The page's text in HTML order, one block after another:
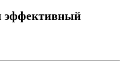
эффективный